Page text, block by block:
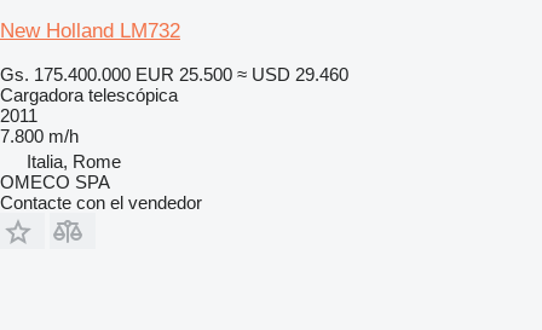
New Holland LM732
Gs. 175.400.000 EUR 25.500 ≈ USD 29.460
Cargadora telescópica
2011
7.800 m/h
Italia, Rome
OMECO SPA
Contacte con el vendedor